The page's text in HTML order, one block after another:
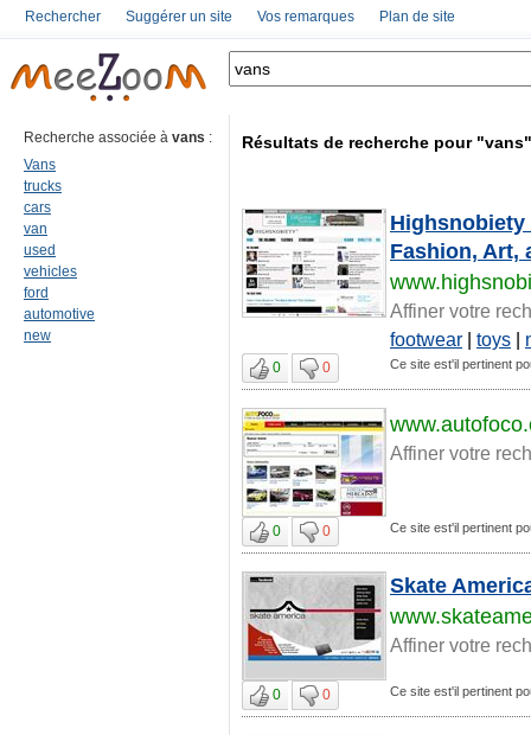
Rechercher Suggérer un site Vos remarques Plan de site
Recherche associée à vans :
Vans
trucks
cars
van
used
vehicles
ford
automotive
new
Résultats de recherche pour "vans"
Highsnobiety
Fashion, Art,
Affiner votre
footwear | toys |
0 0 Ce site est'il pertinent
Affiner votre
0 0 Ce site est'il pertinent
Skate
Affiner votre
0 0 Ce site est'il pertinent